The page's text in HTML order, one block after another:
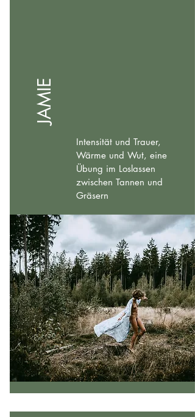
JAMIE
Intensität und Trauer,
Wärme und Wut, eine
Übung im Loslassen
zwischen Tannen und
Gräsern